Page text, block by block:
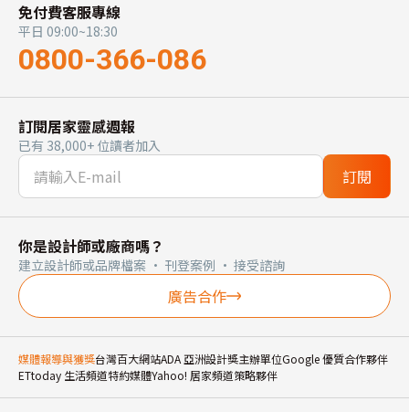
免付費客服專線
平日 09:00~18:30
0800-366-086
訂閱居家靈感週報
已有 38,000+ 位讀者加入
訂閱
你是設計師或廠商嗎？
建立設計師或品牌檔案 · 刊登案例 · 接受諮詢
廣告合作
媒體報導與獲獎台灣百大網站ADA 亞洲設計獎主辦單位Google 優質合作夥伴
ETtoday 生活頻道特約媒體Yahoo! 居家頻道策略夥伴